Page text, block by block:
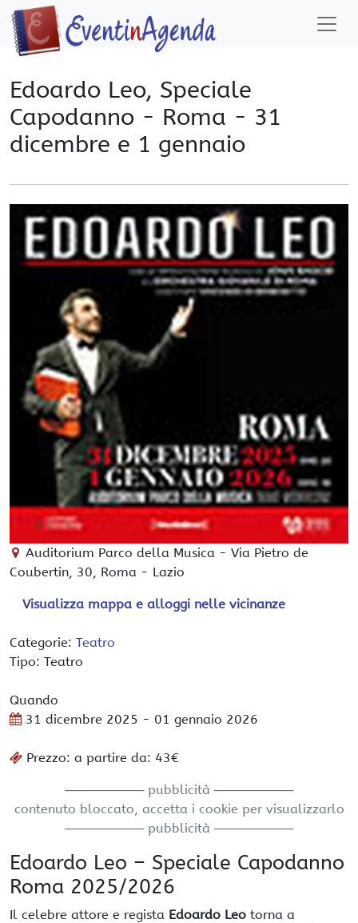
Edoardo Leo, Speciale
Capodanno - Roma - 31
dicembre e 1 gennaio
Auditorium Parco della Musica -Via Pietro de
Coubertin, 30, Roma - Lazio
Visualizza mappa e alloggi nelle vicinanze
Categorie: Teatro
Tipo: Teatro
Quando
31 dicembre 2025 - 01 gennaio 2026
Prezzo: a partire da: 43€
───────── pubblicità ─────────
contenuto bloccato, accetta i cookie per visualizzarlo
───────── pubblicità ─────────
Edoardo Leo – Speciale Capodanno
Roma 2025/2026
Il celebre attore e regista Edoardo Leo torna a